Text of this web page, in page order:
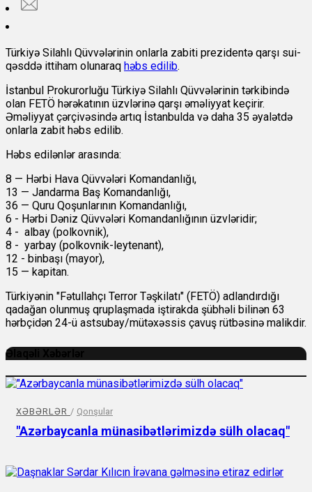
Türkiyə Silahlı Qüvvələrinin onlarla zabiti prezidentə qarşı sui-
qəsddə ittiham olunaraq həbs edilib.
İstanbul Prokurorluğu Türkiyə Silahlı Qüvvələrinin tərkibində
olan FETÖ hərəkatının üzvlərinə qarşı əməliyyat keçirir.
Əməliyyat çərçivəsində artıq İstanbulda və daha 35 əyalətdə
onlarla zabit həbs edilib.
Həbs edilənlər arasında:
8 — Hərbi Hava Qüvvələri Komandanlığı,
13 — Jandarma Baş Komandanlığı,
36 — Quru Qoşunlarının Komandanlığı,
6 - Hərbi Dəniz Qüvvələri Komandanlığının üzvləridir;
4 - albay (polkovnik),
8 - yarbay (polkovnik-leytenant),
12 - binbaşı (mayor),
15 — kapitan.
Türkiyənin "Fətullahçı Terror Təşkilatı" (FETÖ) adlandırdığı
qadağan olunmuş qruplaşmada iştirakda şübhəli bilinən 63
hərbçidən 24-ü astsubay/mütəxəssis çavuş rütbəsinə malikdir.
Əlaqəli Xəbərlər
XƏBƏRLƏR / Qonşular
"Azərbaycanla münasibətlərimizdə sülh olacaq"